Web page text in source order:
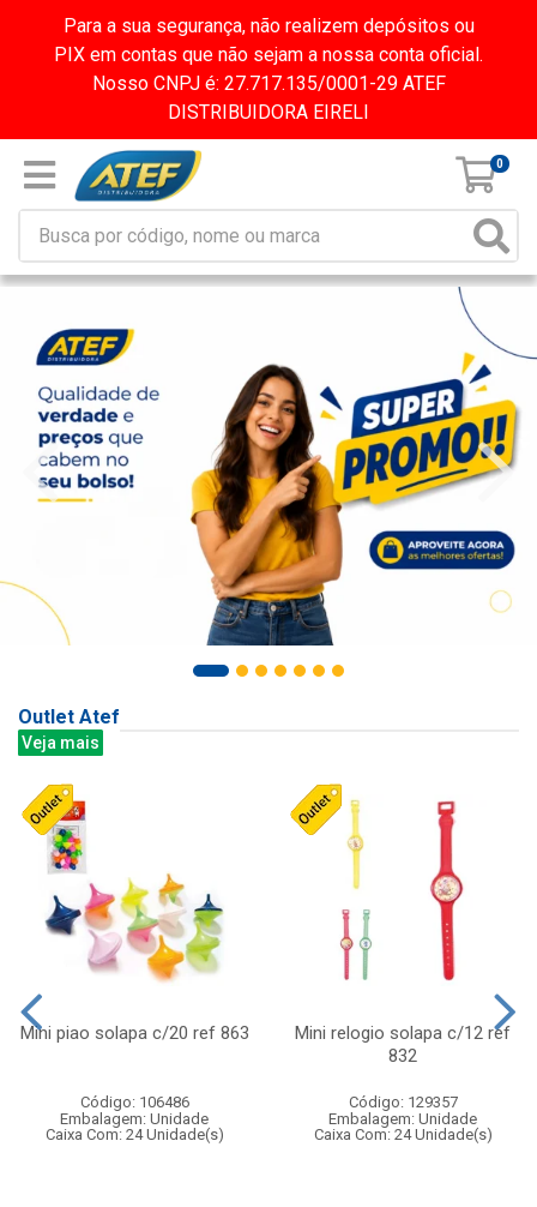
Para a sua segurança, não realizem depósitos ou
PIX em contas que não sejam a nossa conta oficial.
Nosso CNPJ é: 27.717.135/0001-29 ATEF
DISTRIBUIDORA EIRELI
0
Outlet Atef
Veja mais
Mini piao solapa c/20 ref 863
Código: 106486
Embalagem: Unidade
Caixa Com: 24 Unidade(s)
Mini relogio solapa c/12 ref
832
Código: 129357
Embalagem: Unidade
Caixa Com: 24 Unidade(s)